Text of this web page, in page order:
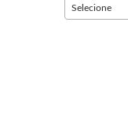
Selecione